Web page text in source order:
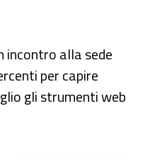
incontro alla sede
per capire
gli strumenti web